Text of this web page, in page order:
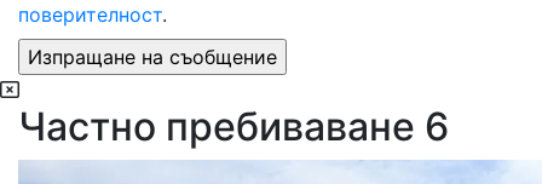
поверителност.
Частно пребиваване 6